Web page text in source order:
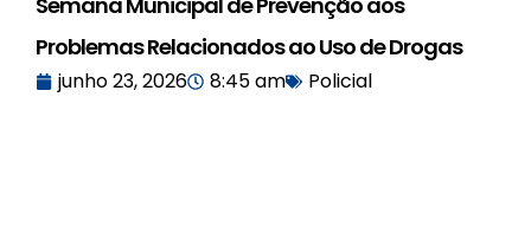
Problemas Relacionados ao Uso de Drogas
junho 23, 2026 8:45 am Policial